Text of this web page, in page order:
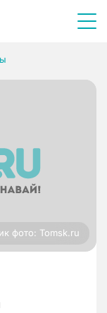
фото: Tomsk.ru